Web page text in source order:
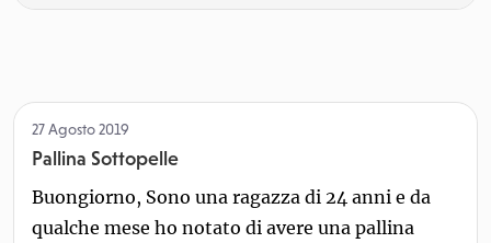
27 Agosto 2019
Pallina Sottopelle
Buongiorno, Sono una ragazza di 24 anni e da
qualche mese ho notato di avere una pallina